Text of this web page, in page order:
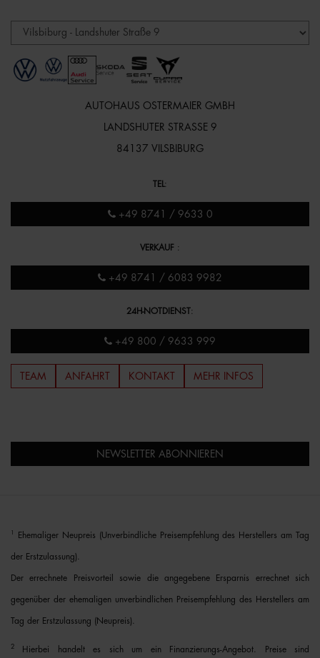
AUTOHAUS OSTERMAIER GMBH
LANDSHUTER STRASSE 9
84137 VILSBIBURG
TEL :
+49 8741 / 9633 0
VERKAUF :
+49 8741 / 6083 9982
24H-NOTDIENST:
+49 800 / 9633 999
TEAM ANFAHRT KONTAKT MEHR INFOS
NEWSLETTER ABONNIEREN
Ehemaliger Neupreis (Unverbindliche Preisempfehlung des Herstellers am Tag
der Erstzulassung).
Der errechnete Preisvorteil sowie die angegebene Ersparnis errechnet sich
gegenüber der ehemaligen unverbindlichen Preisempfehlung des Herstellers am
Tag der Erstzulassung (Neupreis).
2 Hierbei handelt es sich um ein Finanzierungs-Angebot. Preise sind